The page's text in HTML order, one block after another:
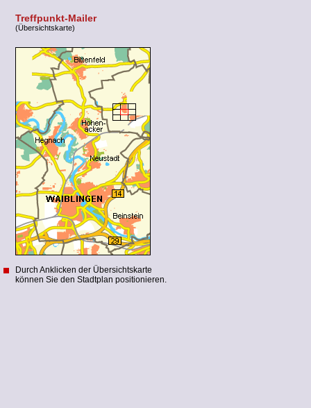
Treffpunkt-Mailer
(Übersichtskarte)
Durch Anklicken der Übersichtskarte
können Sie den Stadtplan positionieren.